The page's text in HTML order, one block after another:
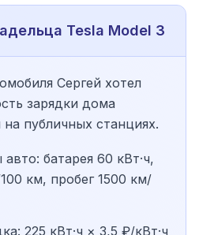
Tesla Model 3
Сергей хотел
зарядки дома
публичных станциях.
батарея 60 кВт·ч,
км, пробег 1500 км/
225 кВт·ч × 3,5 ₽/кВт·ч